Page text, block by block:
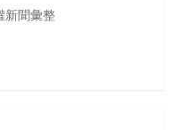
新聞彙整